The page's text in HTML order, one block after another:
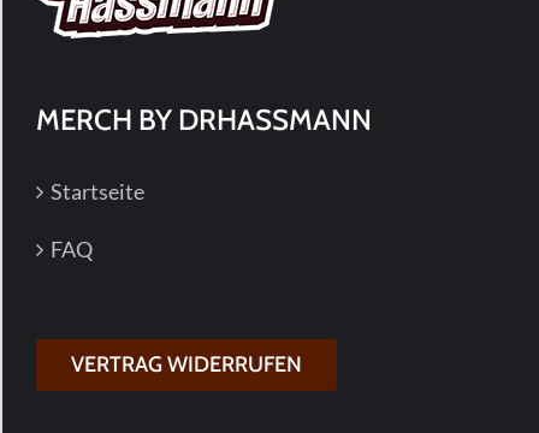
MERCH BY DRHASSMANN
Startseite
FAQ
VERTRAG WIDERRUFEN